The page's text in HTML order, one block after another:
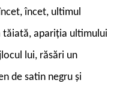
încet, ultimul
tăiată, apariția ultimului
lui, răsări un
de satin negru și